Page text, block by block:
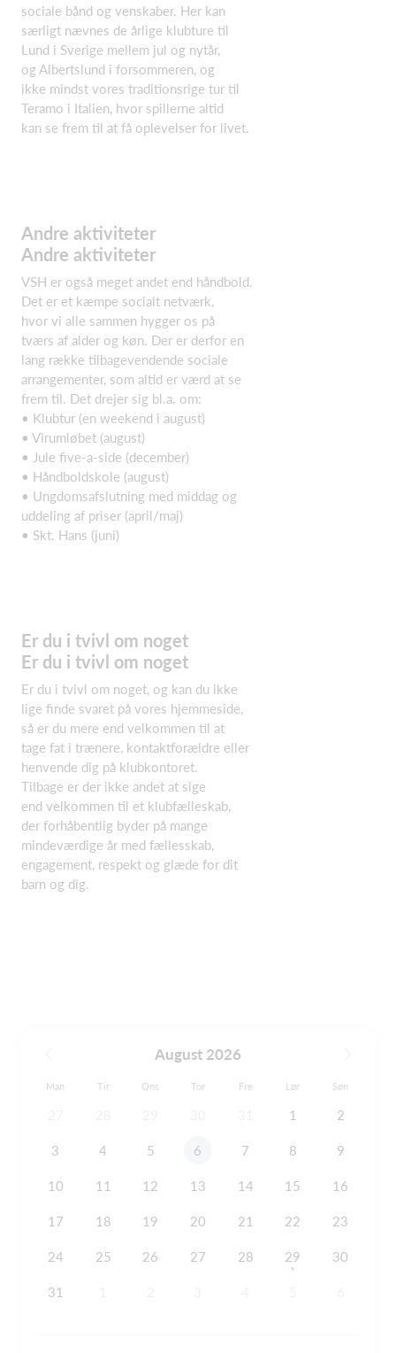
sociale bånd og venskaber. Her kan
særligt nævnes de årlige klubture til
Lund i Sverige mellem jul og nytår,
og Albertslund i forsommeren, og
ikke mindst vores traditionsrige tur til
Teramo i Italien, hvor spillerne altid
kan se frem til at få oplevelser for livet.
Andre aktiviteter
Andre aktiviteter
VSH er også meget andet end håndbold.
Det er et kæmpe socialt netværk,
hvor vi alle sammen hygger os på
tværs af alder og køn. Der er derfor en
lang række tilbagevendende sociale
arrangementer, som altid er værd at se
frem til. Det drejer sig bl.a. om:
• Klubtur (en weekend i august)
• Virumløbet (august)
• Jule five-a-side (december)
• Håndboldskole (august)
• Ungdomsafslutning med middag og
uddeling af priser (april/maj)
• Skt. Hans (juni)
Er du i tvivl om noget
Er du i tvivl om noget
Er du i tvivl om noget, og kan du ikke
lige finde svaret på vores hjemmeside,
så er du mere end velkommen til at
tage fat i trænere, kontaktforældre eller
henvende dig på klubkontoret.
Tilbage er der ikke andet at sige
end velkommen til et klubfælleskab,
der forhåbentlig byder på mange
mindeværdige år med fællesskab,
engagement, respekt og glæde for dit
barn og dig.
August 2026
Man Tir Ons Tor Fre Lør Søn
1 2
3 4 5 6 7 8 9
10 11 12 13 14 15 16
17 18 19 20 21 22 23
24 25 26 27 28 29 30
31